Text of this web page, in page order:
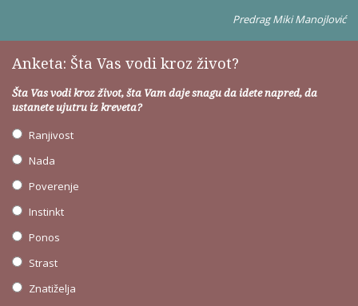
Predrag Miki Manojlović
Anketa: Šta Vas vodi kroz život?
Šta Vas vodi kroz život, šta Vam daje snagu da idete napred, da
ustanete ujutru iz kreveta?
Ranjivost
Nada
Poverenje
Instinkt
Ponos
Strast
Znatiželja